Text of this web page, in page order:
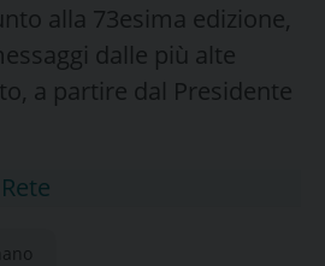
alla 73esima edizione,
dalle più alte
a partire dal Presidente